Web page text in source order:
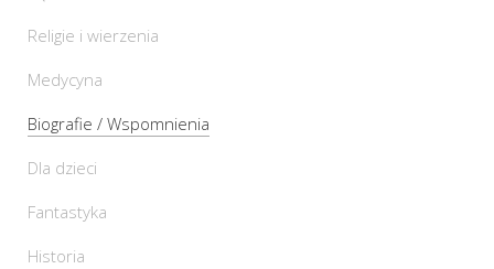
Religie i wierzenia
Medycyna
Biografie / Wspomnienia
Dla dzieci
Fantastyka
Historia